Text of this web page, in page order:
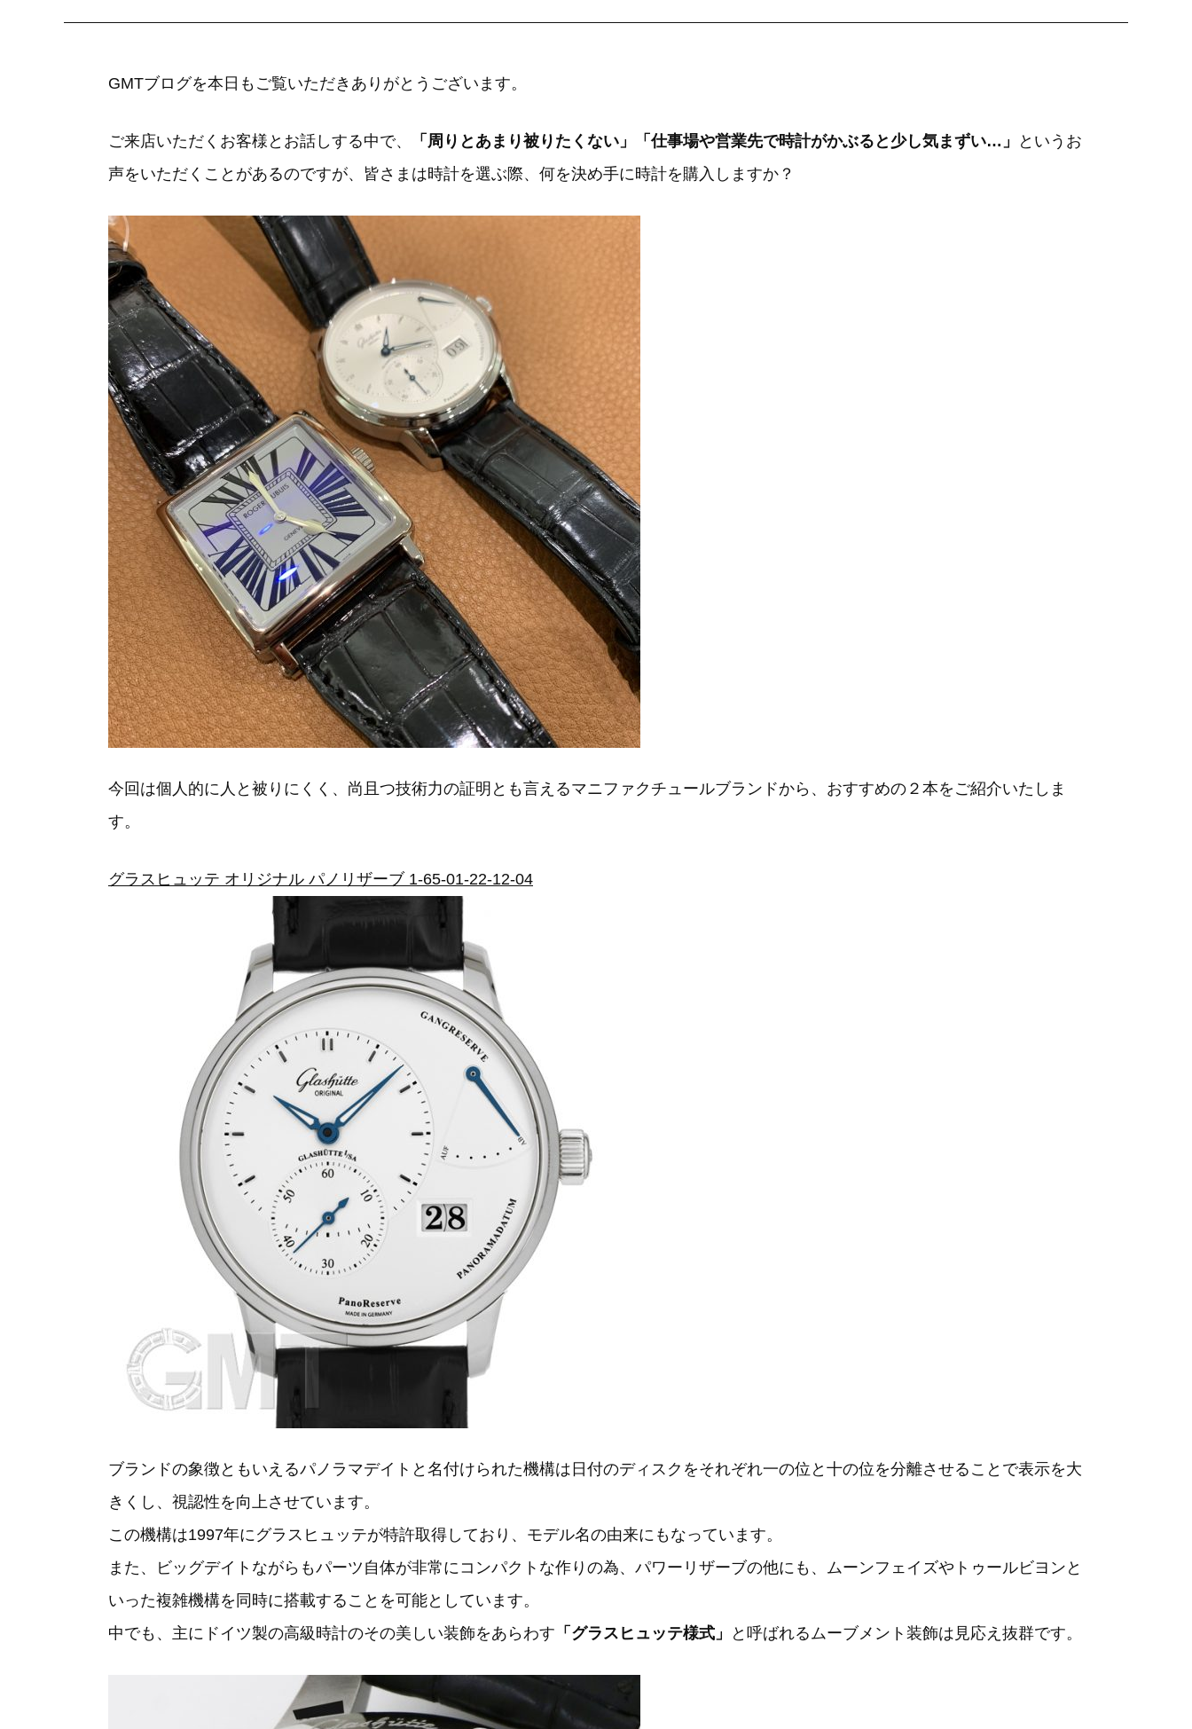
GMTブログを本日もご覧いただきありがとうございます。
ご来店いただくお客様とお話しする中で、 「周りとあまり被りたくない」「仕事場や営業先で時計がかぶると少し気まずい…」
というお
声をいただくことがあるのですが、皆さまは時計を選ぶ際、何を決め手に時計を購入しますか？
今回は個人的に人と被りにくく、尚且つ技術力の証明とも言えるマニファクチュールブランドから、おすすめの２本をご紹介いたしま
す。
グラスヒュッテ オリジナル パノリザーブ 1-65-01-22-12-04
ブランドの象徴ともいえるパノラマデイトと名付けられた機構は日付のディスクをそれぞれ一の位と十の位を分離させることで表示を大
きくし、視認性を向上させています。
この機構は1997年にグラスヒュッテが特許取得しており、モデル名の由来にもなっています。
また、ビッグデイトながらもパーツ自体が非常にコンパクトな作りの為、パワーリザーブの他にも、ムーンフェイズやトゥールビヨンと
いった複雑機構を同時に搭載することを可能としています。
中でも、主にドイツ製の高級時計のその美しい装飾をあらわす 「グラスヒュッテ様式」 と呼ばれるムーブメント装飾は見応え抜群です。